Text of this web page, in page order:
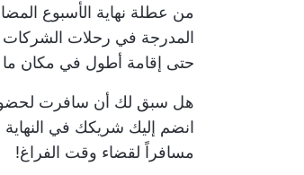
من عطلة نهاية الأسبوع
المدرجة في رحلات الشركات
حتى إقامة أطول في مكان ما
هل سبق لك أن سافرت لحضور
انضم إليك شريكك في
مسافراً لقضاء وقت الفراغ!